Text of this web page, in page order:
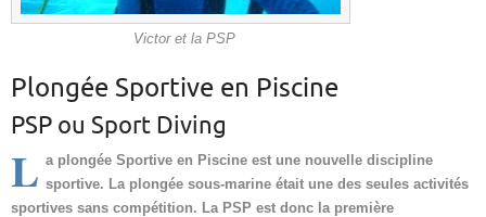
Victor et la PSP
Plongée Sportive en Piscine
PSP ou Sport Diving
L a plongée Sportive en Piscine est une nouvelle discipline
sportive. La plongée sous-marine était une des seules activités
sportives sans compétition. La PSP est donc la première